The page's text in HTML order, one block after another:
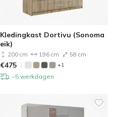
Kledingkast Dortivu (Sonoma
eik)
200 cm 196 cm 58 cm
€475 +1
~5 werkdagen